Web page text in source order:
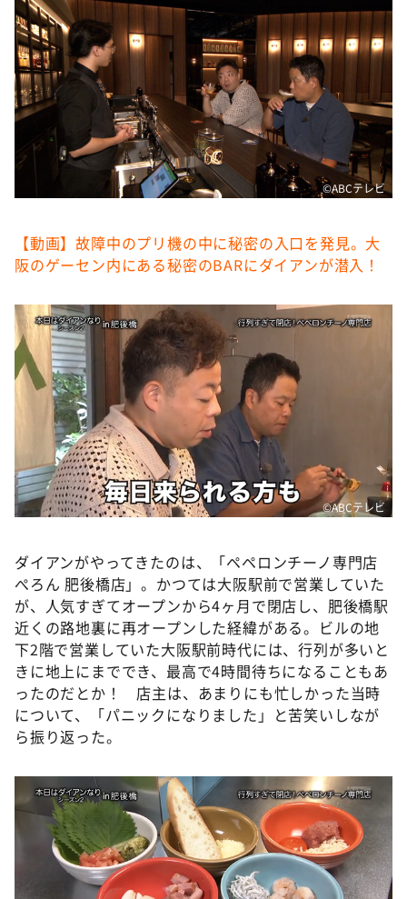
©️ABCテレビ
【動画】故障中のプリ機の中に秘密の入口を発見。大
阪のゲーセン内にある秘密のBARにダイアンが潜入！
©️ABCテレビ
ダイアンがやってきたのは、「ペペロンチーノ専門店
ぺろん 肥後橋店」。かつては大阪駅前で営業していた
が、人気すぎてオープンから4ヶ月で閉店し、肥後橋駅
近くの路地裏に再オープンした経緯がある。ビルの地
下2階で営業していた大阪駅前時代には、行列が多いと
きに地上にまででき、最高で4時間待ちになることもあ
ったのだとか！ 店主は、あまりにも忙しかった当時
について、「パニックになりました」と苦笑いしなが
ら振り返った。